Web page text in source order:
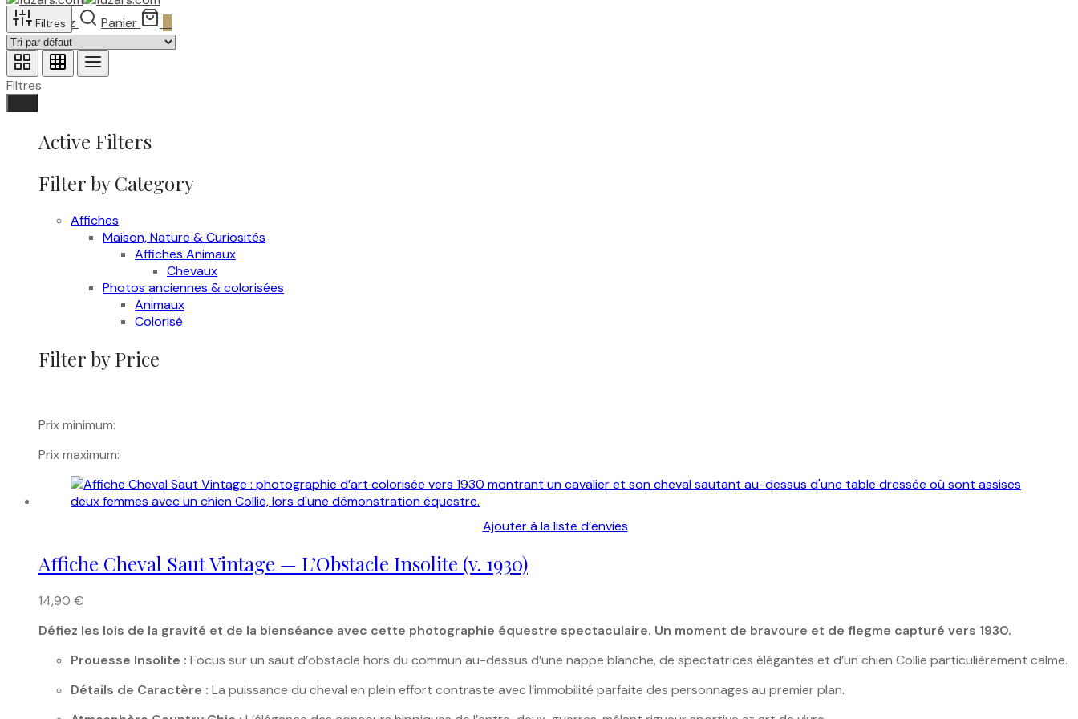
Recherchez Panier
Filtres
Filtres
Active Filters
Filter by Category
Affiches
Maison, Nature & Curiosités
Affiches Animaux
Chevaux
Photos anciennes & colorisées
Animaux
Colorisé
Filter by Price
Prix minimum:
Prix maximum:
Ajouter à la liste d’envies
Affiche Cheval Saut Vintage — L’Obstacle Insolite (v. 1930)
14,90 €
Défiez les lois de la gravité et de la bienséance avec cette photographie équestre spectaculaire. Un moment de bravoure et de flegme capturé vers 1930.
Prouesse Insolite : Focus sur un saut d’obstacle hors du commun au-dessus d’une nappe blanche, de spectatrices élégantes et d’un chien Collie particulièrement calme.
Détails de Caractère : La puissance du cheval en plein effort contraste avec l’immobilité parfaite des personnages au premier plan.